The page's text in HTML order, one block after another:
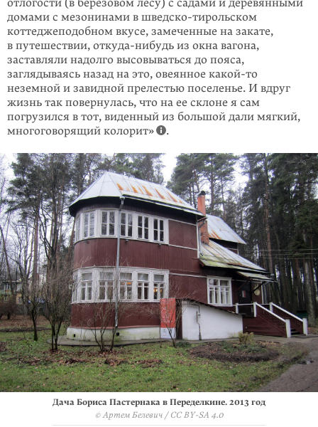
домами с мезонинами в шведско-тирольском
коттеджеподоб­ном вкусе, замеченные на закате,
в путешествии, откуда-нибудь из окна вагона,
заставляли надолго высовываться до пояса,
заглядываясь назад на это, овеян­ное какой-то
неземной и завидной прелестью поселенье. И вдруг
жизнь так повернулась, что на ее склоне я сам
погрузился в тот, виденный из большой дали мягкий,
многоговорящий колорит»
.
Дача Бориса Пастернака в Переделкине. 2013 год
© Артем Белевич / CC BY-SA 4.0